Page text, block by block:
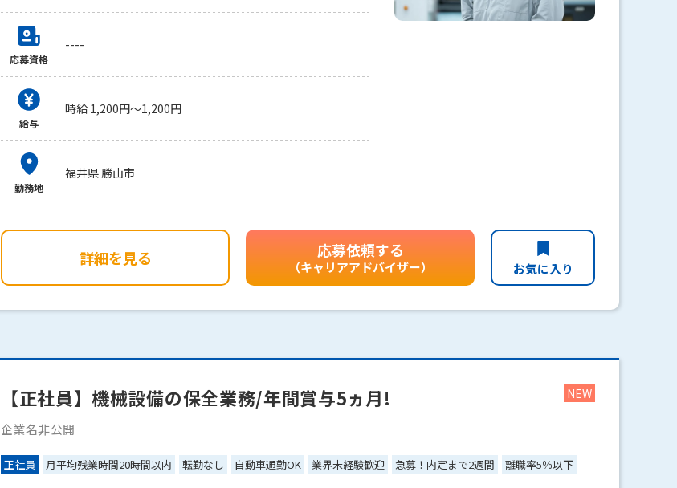
応募資格
----
給与
時給 1,200円～1,200円
勤務地
福井県 勝山市
詳細を見る 応募依頼する
（キャリアアドバイザー） お気に入り
【正社員】機械設備の保全業務/年間賞与5ヵ月!
企業名非公開
正社員 月平均残業時間20時間以内 転勤なし 自動車通勤OK 業界未経験歓迎 急募！内定まで2週間 離職率5％以下